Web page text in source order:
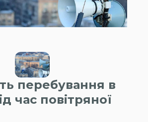
перебування в
час повітряної